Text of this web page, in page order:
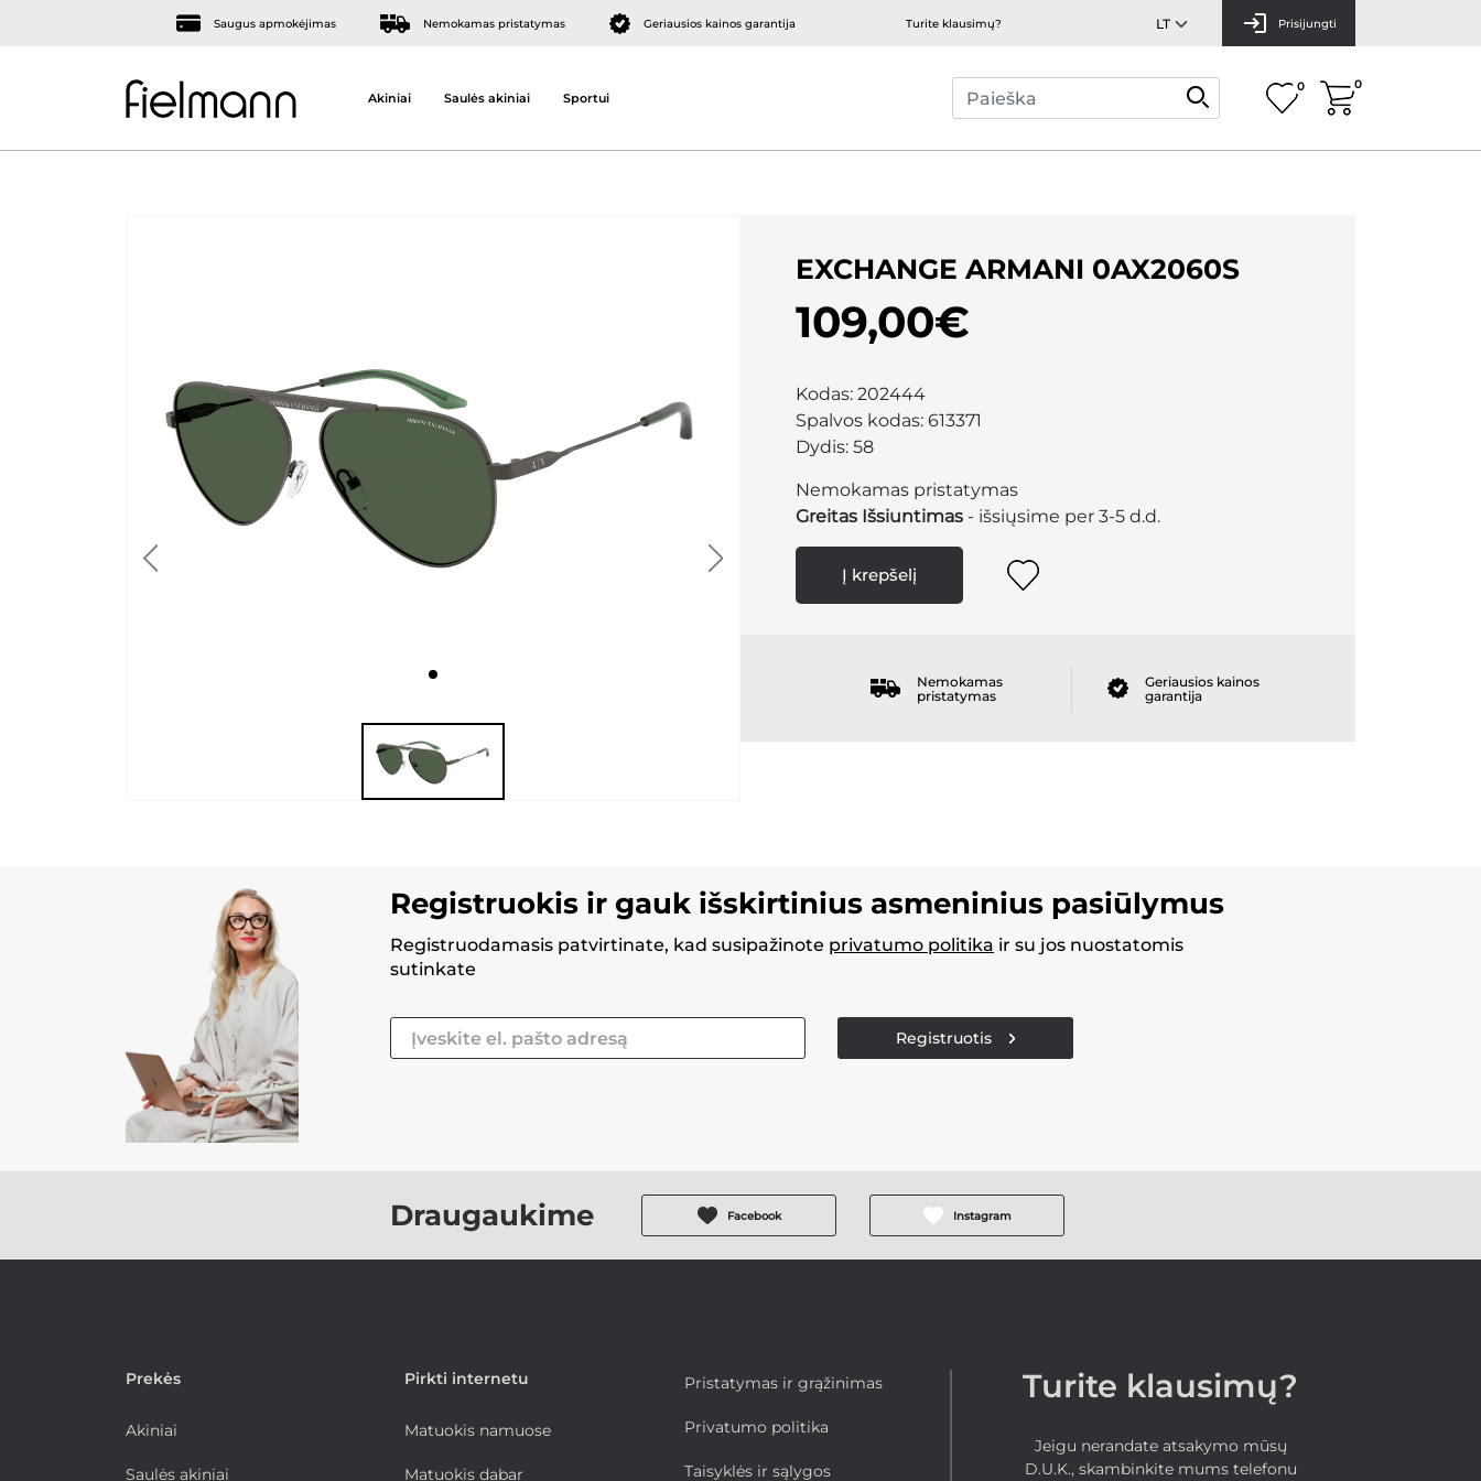
Saugus apmokėjimas Nemokamas pristatymas Geriausios kainos garantija Turite klausimų? Prisijungti
Akiniai Saulės akiniai Sportui
0 0
EXCHANGE ARMANI 0AX2060S
109,00€
Kodas: 202444
Spalvos kodas: 613371
Dydis: 58
Nemokamas pristatymas
Greitas Išsiuntimas - išsiųsime per 3-5 d.d.
Į krepšelį
Nemokamas
pristatymas
Geriausios kainos
garantija
Registruokis ir gauk išskirtinius asmeninius pasiūlymus
Registruodamasis patvirtinate, kad susipažinote privatumo politika ir su jos nuostatomis
sutinkate
Registruotis
Draugaukime Facebook Instagram
Prekės
Akiniai
Saulės akiniai
Pirkti internetu
Matuokis namuose
Matuokis dabar
Pristatymas ir grąžinimas
Privatumo politika
Taisyklės ir sąlygos
Turite klausimų?
Jeigu nerandate atsakymo mūsų
D.U.K., skambinkite mums telefonu